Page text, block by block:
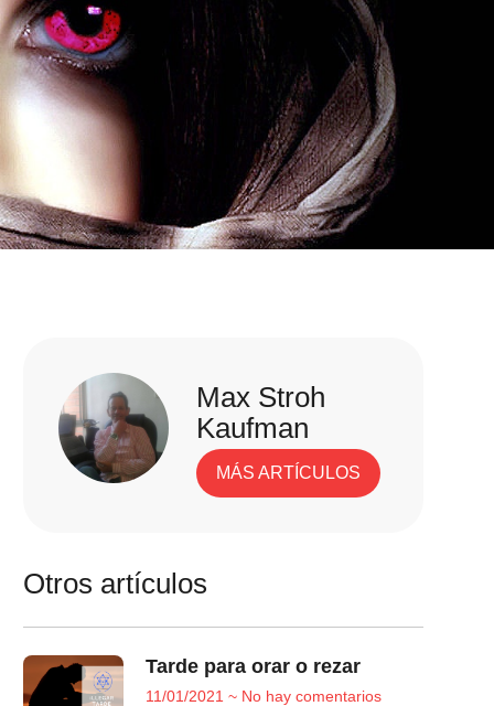
Max Stroh
Kaufman
MÁS ARTÍCULOS
Otros artículos
Tarde para orar o rezar
11/01/2021 No hay comentarios